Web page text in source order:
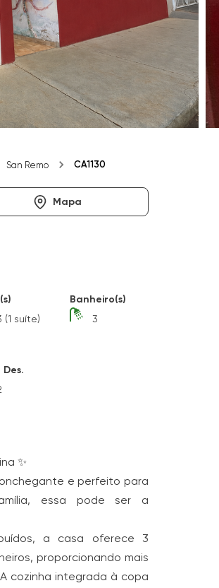
San Remo CA1130
Mapa
(1 suíte)
Banheiro(s)
3
✨
e perfeito para
essa pode ser a
a casa oferece 3
proporcionando mais
cozinha integrada à copa